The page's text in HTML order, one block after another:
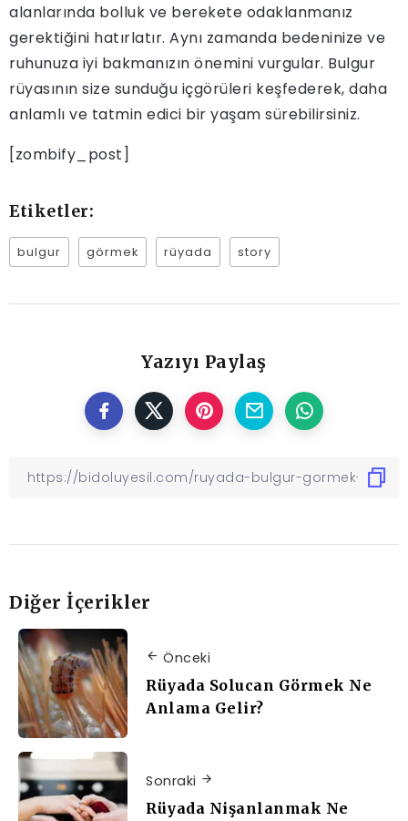
alanlarında bolluk ve berekete odaklanmanız
gerektiğini hatırlatır. Aynı zamanda bedeninize ve
ruhunuza iyi bakmanızın önemini vurgular. Bulgur
rüyasının size sunduğu içgörüleri keşfederek, daha
anlamlı ve tatmin edici bir yaşam sürebilirsiniz.
[zombify_post]
Etiketler:
bulgur görmek rüyada story
Yazıyı Paylaş
Diğer İçerikler
Önceki
Rüyada Solucan Görmek Ne
Anlama Gelir?
Sonraki
Rüyada Nişanlanmak Ne